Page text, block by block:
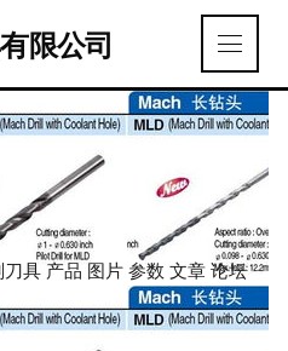
限公司
具 产品 图片 参数 文章 论坛